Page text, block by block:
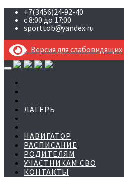
+7(3456)24-92-40
с 8:00 до 17:00
sporttob@yandex.ru
Версия для слабовидящих
Skip
to
content
ЛАГЕРЬ
НАВИГАТОР
РАСПИСАНИЕ
РОДИТЕЛЯМ
УЧАСТНИКАМ СВО
КОНТАКТЫ